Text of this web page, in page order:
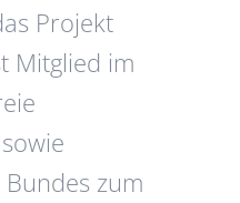
Projekt
Mitglied im
zum